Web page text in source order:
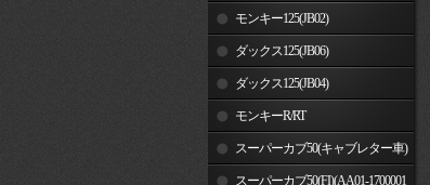
モンキー125(JB02)
ダックス125(JB06)
ダックス125(JB04)
モンキーR/RT
スーパーカブ50(キャブレター車)
スーパーカブ50(FI)(AA01-1700001